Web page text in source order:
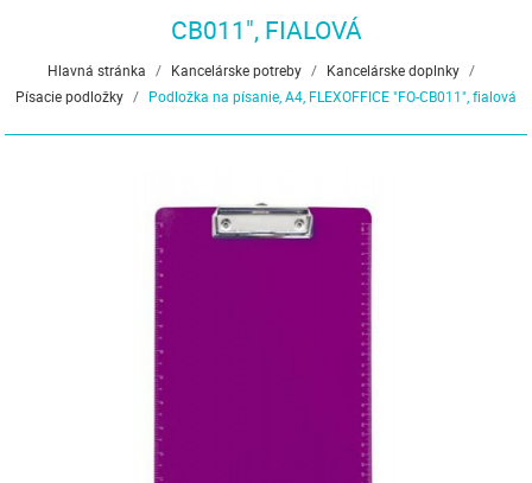
CB011", FIALOVÁ
Hlavná stránka / Kancelárske potreby / Kancelárske doplnky /
Písacie podložky / Podložka na písanie, A4, FLEXOFFICE "FO-CB011", fialová